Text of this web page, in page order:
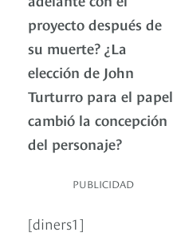
proyecto después de
su muerte? ¿La
elección de John
Turturro para el papel
cambió la concepción
del personaje?
PUBLICIDAD
[diners1]